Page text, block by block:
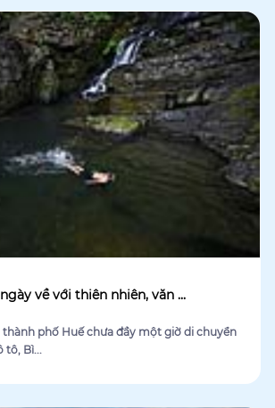
về với thiên nhiên, văn ...
phố Huế chưa đầy một giờ di chuyển
tô, Bì...